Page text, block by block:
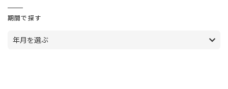
期間で探す
年月を選ぶ